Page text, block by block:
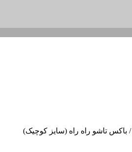
/ باکس تاشو راه راه (سایز کوچیک)